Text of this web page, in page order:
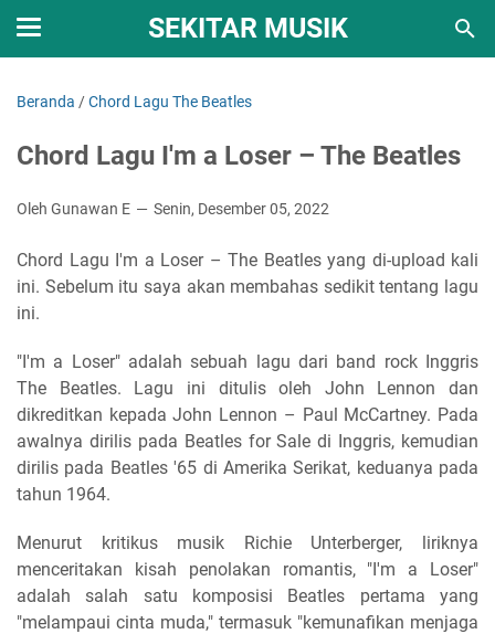
SEKITAR MUSIK
Beranda /Chord Lagu The Beatles
Chord Lagu I'm a Loser – The Beatles
Oleh Gunawan E Senin, Desember 05, 2022
Chord Lagu I'm a Loser – The Beatles yang di-upload kali
ini. Sebelum itu saya akan membahas sedikit tentang lagu
ini.
"I'm a Loser" adalah sebuah lagu dari band rock Inggris
The Beatles. Lagu ini ditulis oleh John Lennon dan
dikreditkan kepada John Lennon – Paul McCartney. Pada
awalnya dirilis pada Beatles for Sale di Inggris, kemudian
dirilis pada Beatles '65 di Amerika Serikat, keduanya pada
tahun 1964.
Menurut kritikus musik Richie Unterberger, liriknya
menceritakan kisah penolakan romantis, "I'm a Loser"
adalah salah satu komposisi Beatles pertama yang
"melampaui cinta muda," termasuk "kemunafikan menjaga